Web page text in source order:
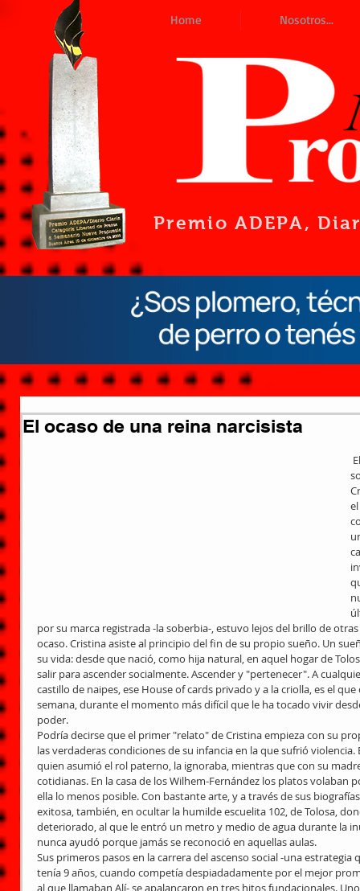
Home Nosotros...
Premio ADEPA,
El ocaso de una reina narcisista
por su marca registrada -la soberbia-, estuvo lejos del brillo de
ocaso. Cristina asiste al principio del fin de su propio sueño. Un
su vida: desde que nació, como hija natural, en aquel hogar de
salir para ascender socialmente. Ascender y "pertenecer". A
castillo de naipes, ese House of cards privado y a la criolla, es el
semana, durante el momento más difícil que le ha tocado vivir
poder.
Podría decirse que el primer "relato" de Cristina empieza con su
las verdaderas condiciones de su infancia en la que sufrió
quien asumió el rol paterno, la ignoraba, mientras que con su
cotidianas. En la casa de los Wilhem-Fernández los platos volaban
ella lo menos posible. Con bastante arte, y a través de sus
exitosa, también, en ocultar la humilde escuelita 102, de Tolosa,
deteriorado, al que le entró un metro y medio de agua durante la
nunca ayudó porque jamás se reconoció en aquellas aulas.
Sus primeros pasos en la carrera del ascenso social -una
tenía 9 años, cuando competía despiadadamente por el mejor
al que llamaban Alí- se apalancaron en tres hitos fundacionales.